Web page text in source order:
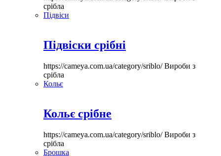
срібла
Підвіси
Підвіски срібні
https://cameya.com.ua/category/sriblo/Вироби з
срібла
Кольє
Кольє срібне
https://cameya.com.ua/category/sriblo/Вироби з
срібла
Брошка